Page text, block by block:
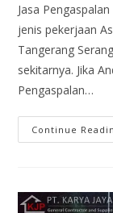
Jasa
jenis pekerjaan
Tangerang
sekitarnya. Jika
Pengaspalan…
Continue